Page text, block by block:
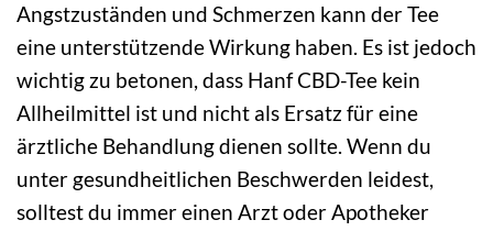
Angstzuständen und Schmerzen kann der Tee
eine unterstützende Wirkung haben. Es ist jedoch
wichtig zu betonen, dass Hanf CBD-Tee kein
Allheilmittel ist und nicht als Ersatz für eine
ärztliche Behandlung dienen sollte. Wenn du
unter gesundheitlichen Beschwerden leidest,
solltest du immer einen Arzt oder Apotheker